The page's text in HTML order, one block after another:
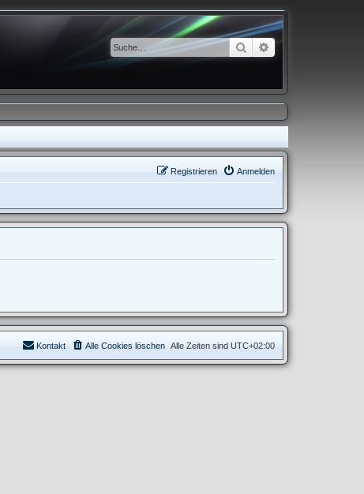
Suche Erweiterte Suche
Anmelden
Registrieren
Alle Zeiten sind UTC+02:00
Alle Cookies löschen
Kontakt